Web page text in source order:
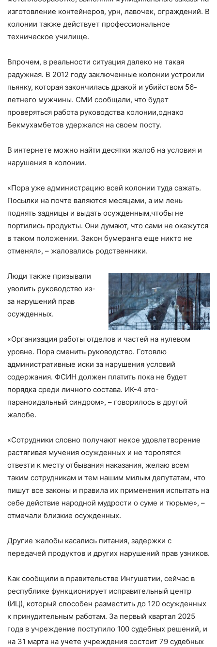
изготовление контейнеров, урн, лавочек, ограждений. В
колонии также действует профессиональное
техническое училище.
Впрочем, в реальности ситуация далеко не такая
радужная. В 2012 году заключенные колонии устроили
пьянку, которая закончилась дракой и убийством 56-
летнего мужчины. СМИ сообщали, что будет
проверяться работа руководства колонии,однако
Бекмухамбетов удержался на своем посту.
В интернете можно найти десятки жалоб на условия и
нарушения в колонии.
«Пора уже администрацию всей колонии туда сажать.
Посылки на почте валяются месяцами, а им лень
поднять задницы и выдать осужденным,чтобы не
портились продукты. Они думают, что сами не окажутся
в таком положении. Закон бумеранга еще никто не
отменял», – жаловались родственники.
Люди также призывали
уволить руководство из-
за нарушений прав
осужденных.
«Организация работы отделов и частей на нулевом
уровне. Пора сменить руководство. Готовлю
административные иски за нарушения условий
содержания. ФСИН должен платить пока не будет
порядка среди личного состава. ИК-4 это-
параноидальный синдром», – говорилось в другой
жалобе.
«Сотрудники словно получают некое удовлетворение
растягивая мучения осужденных и не торопятся
отвезти к месту отбывания наказания, желаю всем
таким сотрудникам и тем нашим милым депутатам, что
пишут все законы и правила их применения испытать на
себе действие народной мудрости о суме и тюрьме», –
отмечали близкие осужденных.
Другие жалобы касались питания, задержки с
передачей продуктов и других нарушений прав узников.
Как сообщили в правительстве Ингушетии, сейчас в
республике функционирует исправительный центр
(ИЦ), который способен разместить до 120 осужденных
к принудительным работам. За первый квартал 2025
года в учреждение поступило 100 судебных решений, и
на 31 марта на учете учреждения состоит 79 судебных